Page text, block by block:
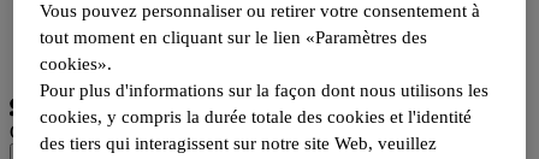
Se connecter
S'enregistrer
Choisir la langue
Campus
Vous pouvez personnaliser ou retirer votre consentement à
tout moment en cliquant sur le lien «Paramètres des
cookies».
Pour plus d'informations sur la façon dont nous utilisons les
cookies, y compris la durée totale des cookies et l'identité
des tiers qui interagissent sur notre site Web, veuillez